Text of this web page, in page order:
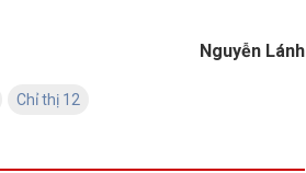
Nguyễn Lánh
Chỉ thị 12